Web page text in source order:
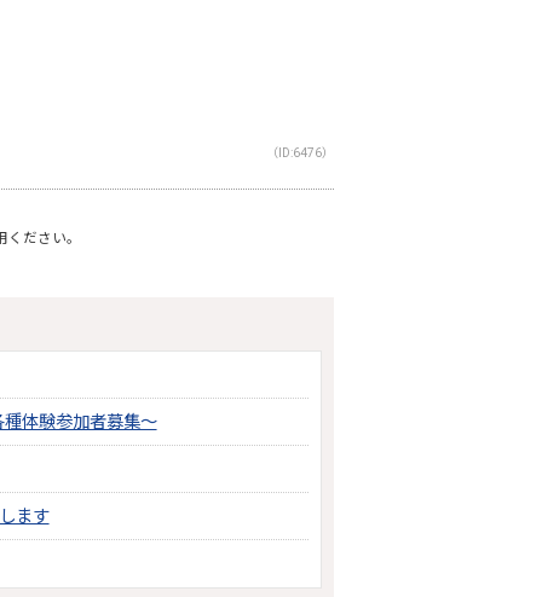
（ID:6476）
ださい。
体験参加者募集～
ます